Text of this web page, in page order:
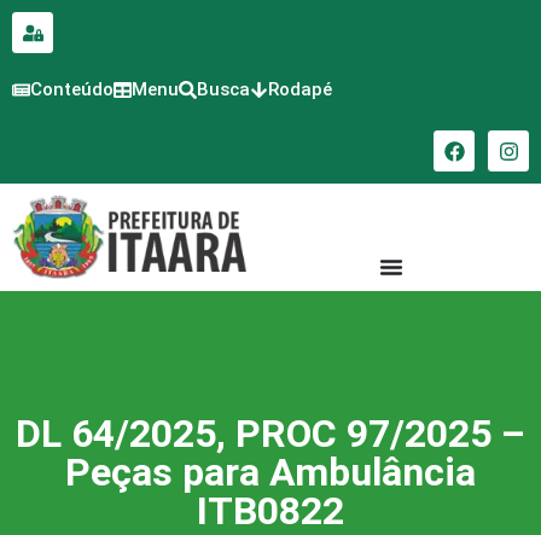
conteúdo
Conteúdo Menu Busca Rodapé
DL 64/2025, PROC 97/2025 –
Peças para Ambulância
ITB0822